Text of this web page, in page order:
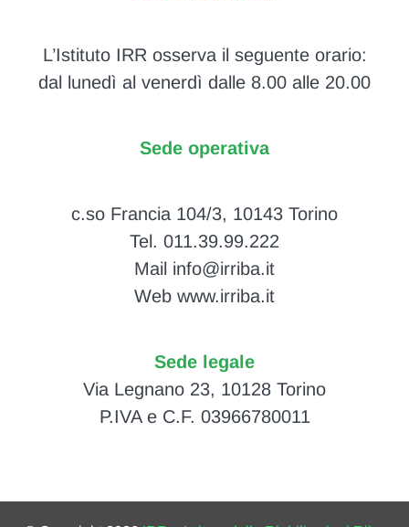
L’Istituto IRR osserva il seguente orario:
dal lunedì al venerdì dalle 8.00 alle 20.00
Sede operativa
c.so Francia 104/3, 10143 Torino
Tel. 011.39.99.222
Mail info@irriba.it
Web www.irriba.it
Sede legale
Via Legnano 23, 10128 Torino
P.IVA e C.F. 03966780011